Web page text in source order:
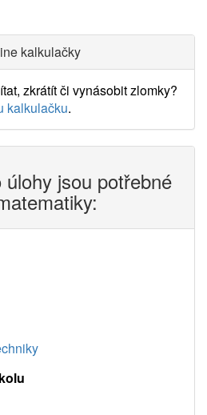
kalkulačky
zkrátít či vynásobit zlomky?
kalkulačku.
jsou potřebné